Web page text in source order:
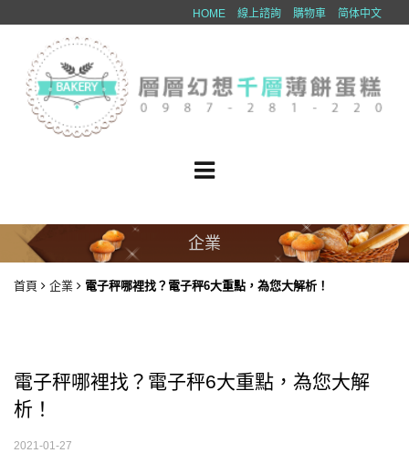
HOME 線上諮詢 購物車 简体中文
企業
首頁 企業 電子秤哪裡找？電子秤6大重點，為您大解析！
電子秤哪裡找？電子秤6大重點，為您大解
析！
2021-01-27